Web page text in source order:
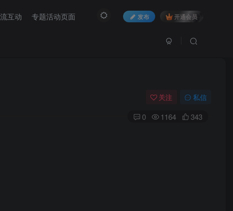
互动 专题活动页面 发布 开通会员
关注 私信
0 1164 343